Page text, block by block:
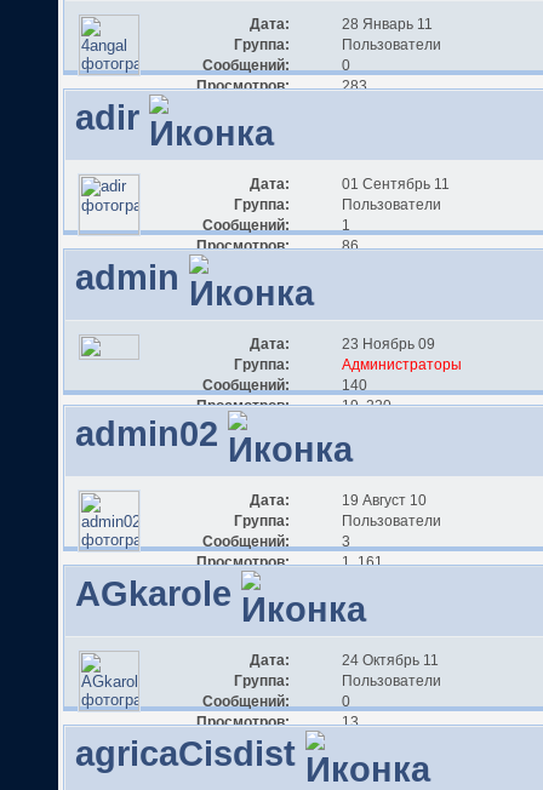
Дата:
28 Январь 11
Группа:
Пользователи
Сообщений:
0
Просмотров:
283
adir
Дата:
01 Сентябрь 11
Группа:
Пользователи
Сообщений:
1
Просмотров:
86
admin
Дата:
23 Ноябрь 09
Группа:
Администраторы
Сообщений:
140
Просмотров:
19 220
admin02
Дата:
19 Август 10
Группа:
Пользователи
Сообщений:
3
Просмотров:
1 161
AGkarole
Дата:
24 Октябрь 11
Группа:
Пользователи
Сообщений:
0
Просмотров:
13
agricaCisdist